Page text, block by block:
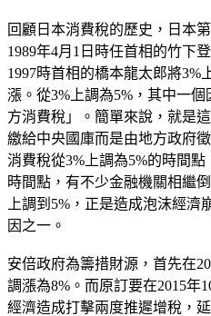
回顧日本消費稅的歷史，日本
1989年4月1日時任首相的竹下
1997時首相的橋本龍太郎將3%
漲。從3%上調為5%，其中一
方消費稅」。簡單來說，就是
繳給中央國庫而是由地方政府
消費稅從3%上調為5%的時間
時間點，有不少金融機關相繼
上調到5%，正是造成泡沫經
因之一。
安倍政府為籌措財源，首先在
調漲為8%。而原訂要在2015年
經濟造成打擊兩度推遲增稅，延